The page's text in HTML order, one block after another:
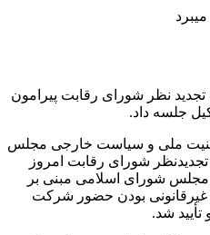
نظر شورای رقابت پیرامون
جلسه داد.
ملی و سیاست خارجی مجلس
شورای رقابت امروز
مجلس شورای اسلامی مبنی بر
بودن حضور شرکت
شد.